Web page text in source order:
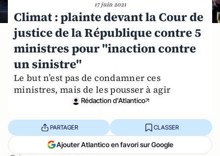
17 juin 2021
Climat : plainte devant la Cour de
justice de la République contre 5
ministres pour "inaction contre
un sinistre"
Le but n’est pas de condamner ces
ministres, mais de les pousser à agir
Rédaction d'Atlantico
PARTAGER CLASSER
Ajouter Atlantico en favori sur Google